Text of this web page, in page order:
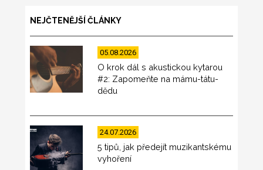
NEJČTENĚJŠÍ ČLÁNKY
05.08.2026
O krok dál s akustickou kytarou
#2: Zapomeňte na mámu-tátu-
dědu
24.07.2026
5 tipů, jak předejít muzikantskému
vyhoření